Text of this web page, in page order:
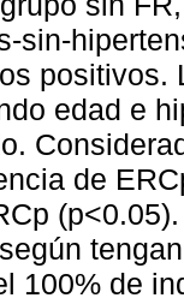
sin-
positivos.
edad e
de
100% de